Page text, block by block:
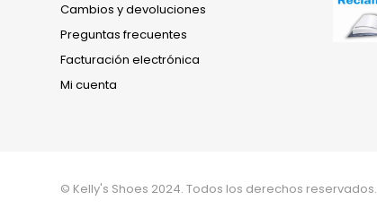
Cambios y devoluciones
Preguntas frecuentes
Facturación electrónica
Mi cuenta
© Kelly's Shoes 2024. Todos los derechos reservados.